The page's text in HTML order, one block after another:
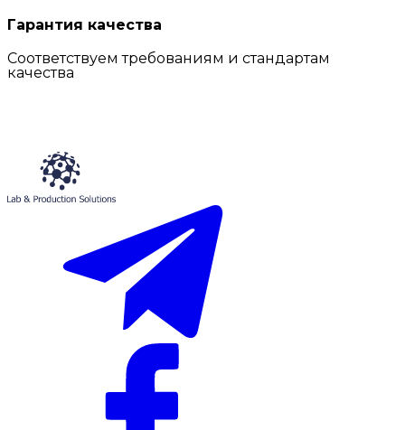
Гарантия качества
Соответствуем требованиям и стандартам
качества